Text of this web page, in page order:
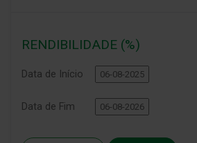
RENDIBILIDADE (%)
Data de Início
Data de Fim